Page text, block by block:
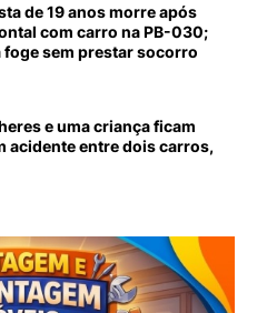
de 19 anos morre após
com carro na PB-030;
sem prestar socorro
e uma criança ficam
acidente entre dois carros,